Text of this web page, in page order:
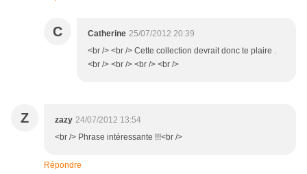
C Catherine 25/07/2012 20:39
<br /> <br /> Cette collection devrait donc te plaire .
<br /> <br /> <br /> <br />
Z zazy 24/07/2012 13:54
<br /> Phrase intéressante !!!<br />
Répondre